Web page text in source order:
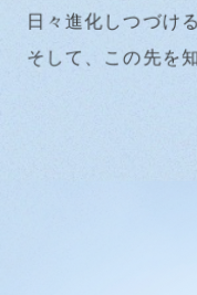
日々進化しつづけ
そして、この先を